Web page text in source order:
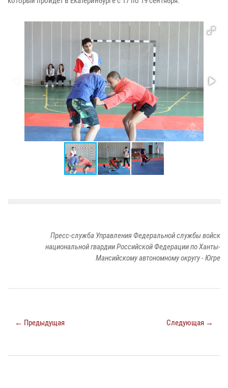
Пресс-служба Управления Федеральной службы войск
национальной гвардии Российской Федерации по Ханты-
Мансийскому автономному округу - Югре
← Предыдущая Следующая →